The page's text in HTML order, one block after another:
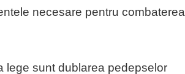
necesare pentru combaterea
lege sunt dublarea pedepselor